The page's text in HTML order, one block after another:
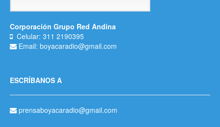
Corporación Grupo Red Andina
Celular: 311 2190395
Email: boyacaradio@gmail.com
ESCRÍBANOS A
prensaboyacaradio@gmail.com